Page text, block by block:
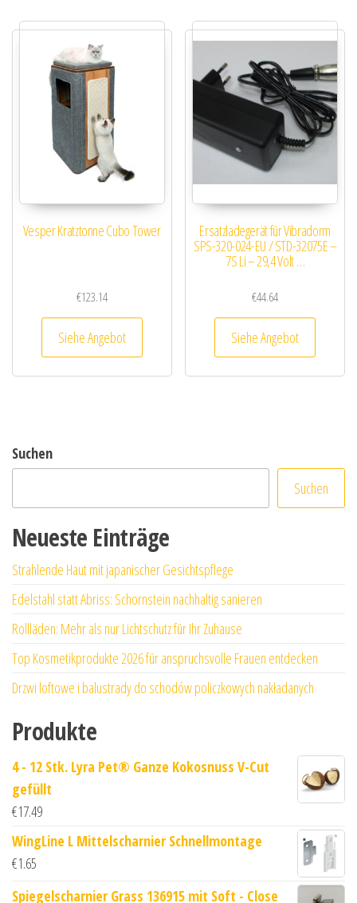
Vesper Kratztonne Cubo Tower
€123.14
Siehe Angebot
Ersatzladegerät für Vibradorm
SPS-320-024-EU / STD-32075E –
7S Li – 29,4 Volt …
€44.64
Siehe Angebot
Suchen
Suchen
Neueste Einträge
Strahlende Haut mit japanischer Gesichtspflege
Edelstahl statt Abriss: Schornstein nachhaltig sanieren
Rollläden: Mehr als nur Lichtschutz für Ihr Zuhause
Top Kosmetikprodukte 2026 für anspruchsvolle Frauen entdecken
Drzwi loftowe i balustrady do schodów policzkowych nakładanych
Produkte
4 - 12 Stk. Lyra Pet® Ganze Kokosnuss V-Cut
gefüllt
€17.49
WingLine L Mittelscharnier Schnellmontage
€1.65
Spiegelscharnier Grass 136915 mit Soft - Close